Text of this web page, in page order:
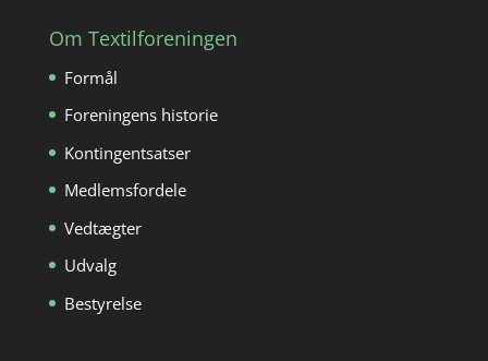
Om Textilforeningen
Formål
Foreningens historie
Kontingentsatser
Medlemsfordele
Vedtægter
Udvalg
Bestyrelse